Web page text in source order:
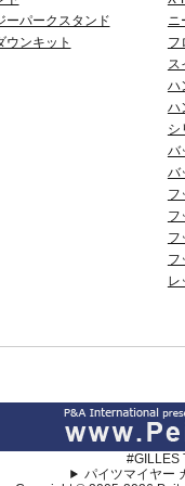
ーパークスタンド
ウンキット
ニ
フ
ス
ハ
ハ
シ
バ
バ
フ
フ
フ
フ
レ
#GILLES
パイツマイヤー